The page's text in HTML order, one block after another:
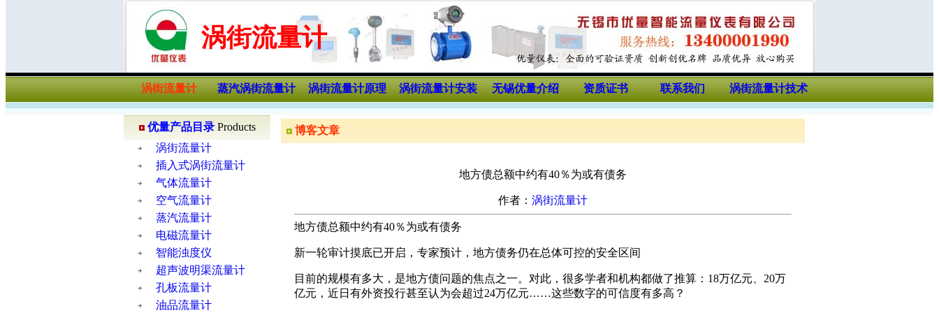
涡街流量计
涡街流量计 蒸汽涡街流量计 涡街流量计原理 涡街流量计安装 无锡优量介绍 资质证书 联系我们 涡街流量计技术
优量产品目录 Products
涡街流量计
插入式涡街流量计
气体流量计
空气流量计
蒸汽流量计
电磁流量计
智能浊度仪
超声波明渠流量计
孔板流量计
油品流量计
博客文章
地方债总额中约有40％为或有债务
作者： 涡街流量计
地方债总额中约有40％为或有债务
新一轮审计摸底已开启，专家预计，地方债务仍在总体可控的安全区间
目前的规模有多大，是地方债问题的焦点之一。对此，很多学者和机构都做了推算：18万亿元、20万
亿元，近日有外资投行甚至认为会超过24万亿元……这些数字的可信度有多高？